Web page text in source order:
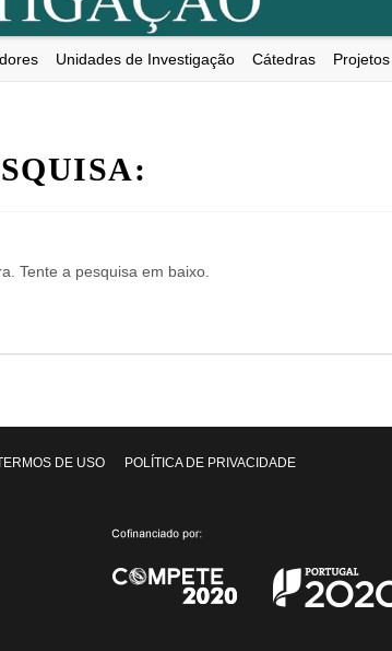
Unidades de Investigação Cátedras Projetos
Tente a pesquisa em baixo.
DE USO
POLÍTICA DE PRIVACIDADE